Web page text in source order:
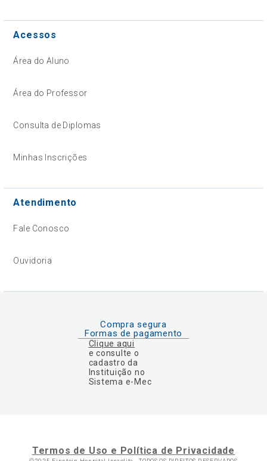
Acessos
Área do Aluno
Área do Professor
Consulta de Diplomas
Minhas Inscrições
Atendimento
Fale Conosco
Ouvidoria
Compra segura
Formas de pagamento
Clique aqui
e consulte o
cadastro da
Instituição no
Sistema e-Mec
Termos de Uso e Política de Privacidade